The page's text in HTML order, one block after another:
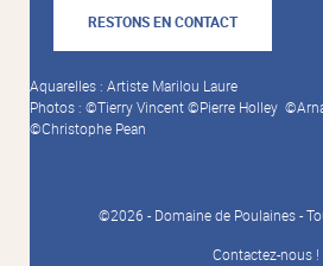
RESTONS EN CONTACT
Aquarelles : Artiste Marilou Laure
Photos : ©Tierry Vincent ©Pierre Holley
©Christophe Pean
©2026 - Domaine de Poulaines -
Contactez-nous !